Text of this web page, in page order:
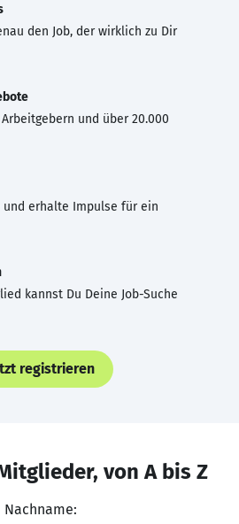
den Job, der wirklich zu Dir
und über 20.000
und erhalte Impulse für ein
kannst Du Deine Job-Suche
registrieren
von A bis Z
Nachname: